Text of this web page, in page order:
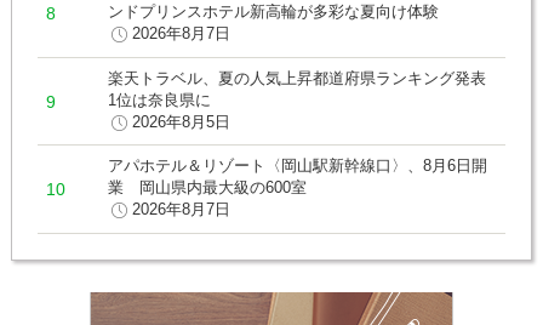
ンドプリンスホテル新高輪が多彩な夏向け体験
2026年8月7日
楽天トラベル、夏の人気上昇都道府県ランキング発表
1位は奈良県に
2026年8月5日
アパホテル＆リゾート〈岡山駅新幹線口〉、8月6日開
業 岡山県内最大級の600室
2026年8月7日